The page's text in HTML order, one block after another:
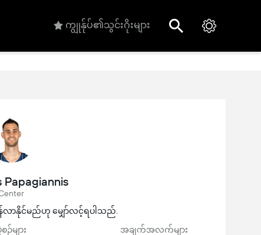
ကျွုန်ုပ်၏သွင်းဂိုးများ
Papagiannis
ြန်လာနိုင်မည်ဟု မျှော်လင့်ရပါသည်.
ဉ်များ အချက်အလက်များ